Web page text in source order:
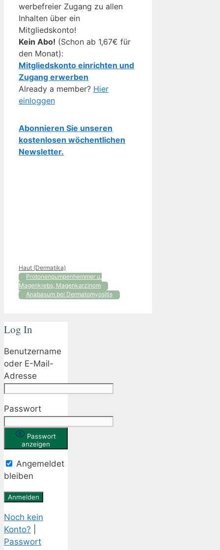
werbefreier Zugang zu allen
Inhalten über ein
Mitgliedskonto!
Kein Abo! (Schon ab 1,67€ für
den Monat):
Mitgliedskonto einrichten und
Zugang erwerben
Already a member? Hier
einloggen
Abonnieren Sie unseren
kostenlosen wöchentlichen
Newsletter.
Kategorien
Haut (Dermatika)
Protonenpumpenhemmer u.
Magenkrebs, Magenkarzinom
Anabasum bei Dermatomyositis
Log In
Benutzername
oder E-Mail-
Adresse
Passwort
Passwort
anzeigen
Angemeldet
bleiben
Noch kein
Konto?
Passwort